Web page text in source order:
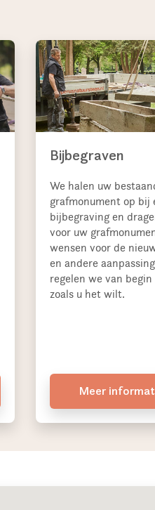
Bijbegraven
We halen uw
grafmonument op bij
bijbegraving en
voor uw
wensen voor de
en andere
regelen we van
zoals u het wilt.
Meer